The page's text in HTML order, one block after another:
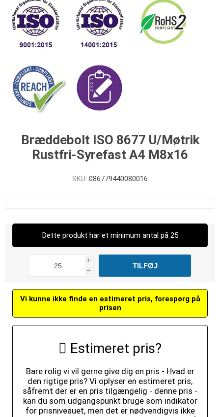
Bræddebolt ISO 8677 U/Møtrik
Rustfri-Syrefast A4 M8x16
SKU: 086779440080016
Dette produkt har et minimum antal på 25
i
h
Vi kunne ikke finde en estimeret pris, forespørg på
prisen
Estimeret pris?
Bare rolig vi vil gerne give dig en pris - Hvad er
den rigtige pris? Vi oplyser en estimeret pris,
såfremt der er en pris tilgængelig - denne pris -
kan du som udgangspunkt bruge som indikator
for prisniveauet, men det er nødvendigvis ikke